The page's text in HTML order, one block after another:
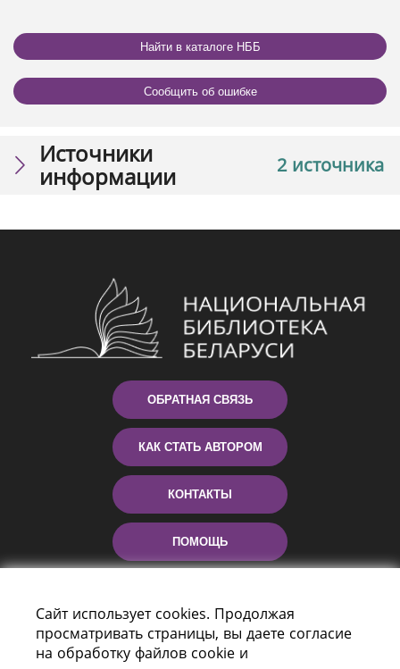
Найти в каталоге НББ
Сообщить об ошибке
2 источника
Источники
информации
ОБРАТНАЯ СВЯЗЬ
КАК СТАТЬ АВТОРОМ
КОНТАКТЫ
ПОМОЩЬ
Сайт использует cookies. Продолжая
просматривать страницы, вы даете согласие
на обработку файлов cookie и